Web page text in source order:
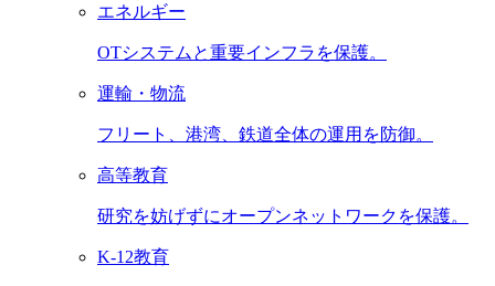
エネルギー
OTシステムと重要インフラを保護。
運輸・物流
フリート、港湾、鉄道全体の運用を防御。
高等教育
研究を妨げずにオープンネットワークを保護。
K-12教育